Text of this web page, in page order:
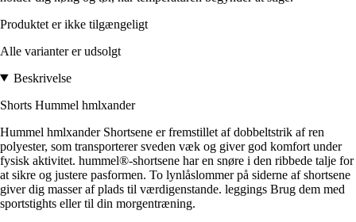
Produktet er ikke tilgængeligt
Alle varianter er udsolgt
Beskrivelse
Shorts Hummel hmlxander
Hummel hmlxander Shortsene er fremstillet af dobbeltstrik af ren
polyester, som transporterer sveden væk og giver god komfort under
fysisk aktivitet. hummel®-shortsene har en snøre i den ribbede talje for
at sikre og justere pasformen. To lynlåslommer på siderne af shortsene
giver dig masser af plads til værdigenstande. leggings Brug dem med
sportstights eller til din morgentræning.